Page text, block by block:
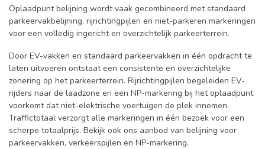
Oplaadpunt belijning wordt vaak gecombineerd met standaard
parkeervakbelijning, rijrichtingpijlen en niet-parkeren markeringen
voor een volledig ingericht en overzichtelijk parkeerterrein.
Door EV-vakken en standaard parkeervakken in één opdracht te
laten uitvoeren ontstaat een consistente en overzichtelijke
zonering op het parkeerterrein. Rijrichtingpijlen begeleiden EV-
rijders naar de laadzone en een NP-markering bij het oplaadpunt
voorkomt dat niet-elektrische voertuigen de plek innemen.
Traffictotaal verzorgt alle markeringen in één bezoek voor een
scherpe totaalprijs. Bekijk ook ons aanbod van belijning voor
parkeervakken, verkeerspijlen en NP-markering.